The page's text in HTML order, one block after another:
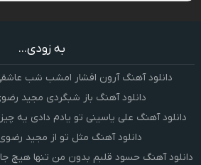
به زودی...
دانلود آهنگ آرون افشار امشب شب
دانلود آهنگ باز شبگردی مجید
دانلود آهنگ علی یاسینی تو یادم دادی یه
دانلود آهنگ مثل تو از مجید
دانلود آهنگ حسود قلبم بدون من تنها هیچ